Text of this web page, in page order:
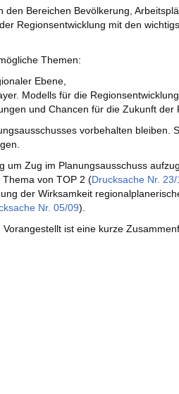
Bereichen Bevölkerung,
Regionsentwicklung mit den
Themen:
Ebene,
Modells für die Regionsentwicklung,
und Chancen für die Zukunft der
vorbehalten bleiben.
um Zug im Planungsausschuss
von TOP 2 (Drucksache Nr. 23/
der Wirksamkeit
Nr. 05/09).
ist eine kurze